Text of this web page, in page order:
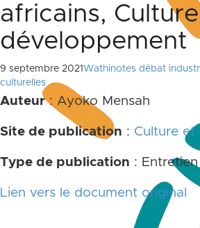
africains,
développement
9 septembre 2021 Wathinotes débat
culturelles
Auteur: Ayoko Mensah
Site de publication : Culture et
Type de publication : Entretien
Lien vers le document original